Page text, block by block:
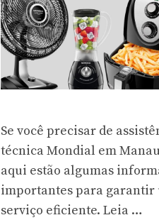
Se você precisar de
técnica Mondial em
aqui estão algumas
importantes para garantir
serviço eficiente. Leia …